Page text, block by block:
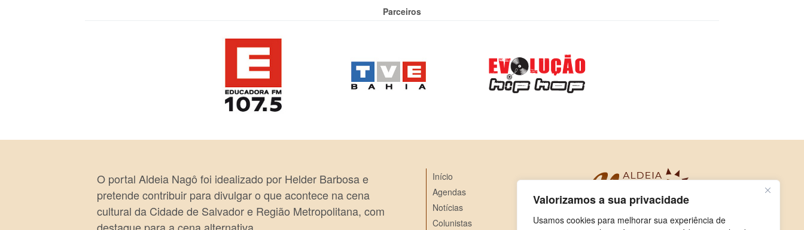
Valorizamos a sua privacidade
Usamos cookies para melhorar sua experiência de
Parceiros
O portal Aldeia Nagô foi idealizado por Helder Barbosa e
pretende contribuir para divulgar o que acontece na cena
cultural da Cidade de Salvador e Região Metropolitana, com
Início
Agendas
Notícias
Colunistas